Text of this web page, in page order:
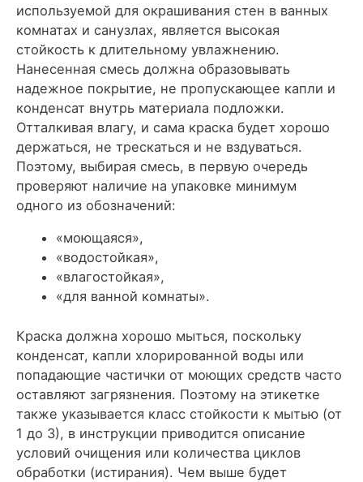
используемой для окрашивания стен в ванных
комнатах и санузлах, является высокая
стойкость к длительному увлажнению.
Нанесенная смесь должна образовывать
надежное покрытие, не пропускающее капли и
конденсат внутрь материала подложки.
Отталкивая влагу, и сама краска будет хорошо
держаться, не трескаться и не вздуваться.
Поэтому, выбирая смесь, в первую очередь
проверяют наличие на упаковке минимум
одного из обозначений:
«моющаяся»,
«водостойкая»,
«влагостойкая»,
«для ванной комнаты».
Краска должна хорошо мыться, поскольку
конденсат, капли хлорированной воды или
попадающие частички от моющих средств часто
оставляют загрязнения. Поэтому на этикетке
также указывается класс стойкости к мытью (от
1 до 3), в инструкции приводится описание
условий очищения или количества циклов
обработки (истирания). Чем выше будет